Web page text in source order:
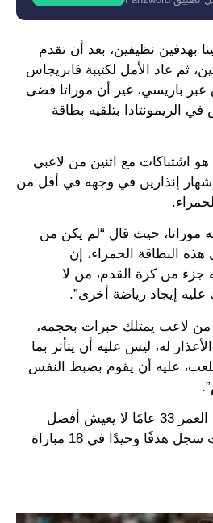
بهدفين نظيفين، بعد أن تقدم
ثم عاد الأمل لكتيبة فابريجاس
باريسي، غير أن موراتا قضى
الريمونتادا بتلقيه بطاقة
اشتباكات مع اثنين من لاعبي
بإشهار إنذارين في وجهه في أقل من
موراتا، حيث قال “لم يكن من
البطاقة الحمراء، إن
جزء من كرة القدم، من لا
إيجاد رياضة أخرى”.
من لاعب يمتلك خبرات بحجمه،
الأعذار له، ليس عليه أن يتأثر بما
عليه أن يقوم بضبط النفس
يذكر أن موراتا البالغ من العمر 33 عامًا لا يعيش أفضل
فتراته هذا الموسم، حيث سجل هدفًا وحيدًا في 18 مباراة